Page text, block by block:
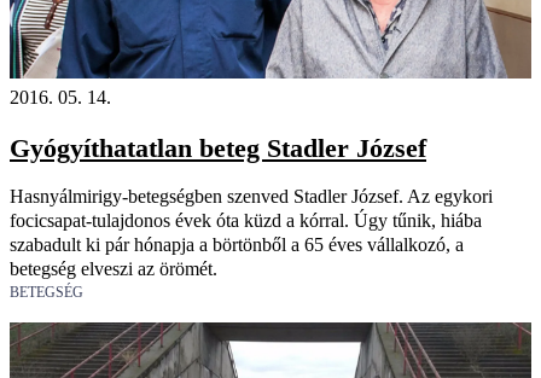
2016. 05. 14.
Gyógyíthatatlan beteg Stadler József
Hasnyálmirigy-betegségben szenved Stadler József. Az egykori
focicsapat-tulajdonos évek óta küzd a kórral. Úgy tűnik, hiába
szabadult ki pár hónapja a börtönből a 65 éves vállalkozó, a
betegség elveszi az örömét.
BETEGSÉG